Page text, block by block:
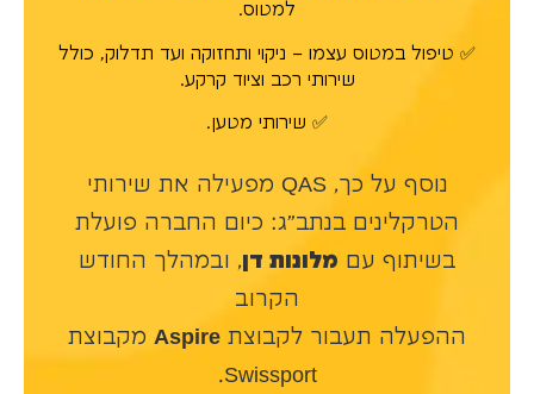
למטוס.
✅ טיפול במטוס עצמו – ניקוי ותחזוקה ועד תדלוק, כולל
שירותי רכב וציוד קרקע.
✅ שירותי מטען.
נוסף על כך, QAS מפעילה את שירותי
הטרקלינים בנתב״ג: כיום החברה פועלת
בשיתוף עם מלונות דן, ובמהלך החודש
הקרוב
ההפעלה תעבור לקבוצת Aspire מקבוצת
Swissport.